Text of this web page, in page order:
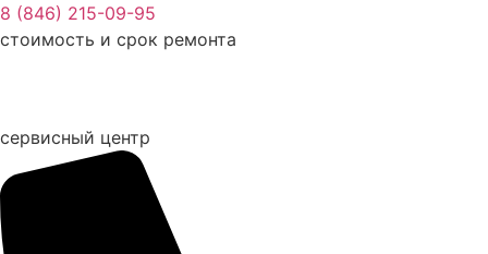
Перейти
к
8 (846) 215-09-95
стоимость и срок ремонта
сервисный центр